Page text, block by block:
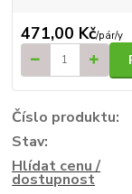
471,00 Kč/pár/y
Číslo produktu:
Stav:
Hlídat cenu /
dostupnost